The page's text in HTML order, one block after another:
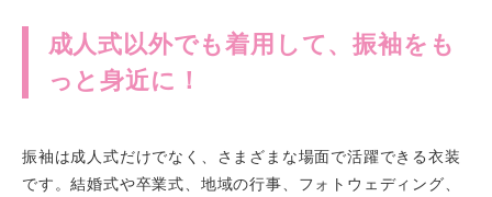
成人式以外でも着用して、振袖をも
っと身近に！
振袖は成人式だけでなく、さまざまな場面で活躍できる衣装
です。結婚式や卒業式、地域の行事、フォトウェディング、